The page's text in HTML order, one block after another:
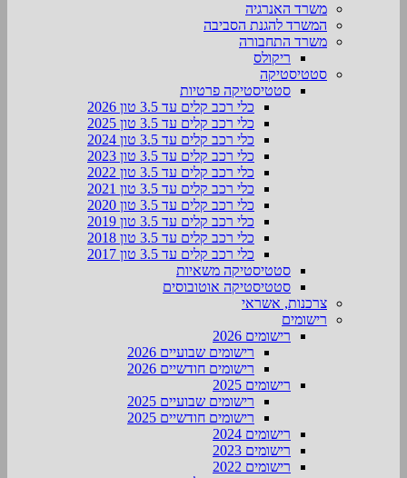
משרד האנרגיה
המשרד להגנת הסביבה
משרד התחבורה
ריקולס
סטטיסטיקה
סטטיסטיקה פרטיות
כלי רכב קלים עד 3.5 טון 2026
כלי רכב קלים עד 3.5 טון 2025
כלי רכב קלים עד 3.5 טון 2024
כלי רכב קלים עד 3.5 טון 2023
כלי רכב קלים עד 3.5 טון 2022
כלי רכב קלים עד 3.5 טון 2021
כלי רכב קלים עד 3.5 טון 2020
כלי רכב קלים עד 3.5 טון 2019
כלי רכב קלים עד 3.5 טון 2018
כלי רכב קלים עד 3.5 טון 2017
סטטיסטיקה משאיות
סטטיסטיקה אוטובוסים
צרכנות, אשראי
רישומים
רישומים 2026
רישומים שבועיים 2026
רישומים חודשיים 2026
רישומים 2025
רישומים שבועיים 2025
רישומים חודשיים 2025
רישומים 2024
רישומים 2023
רישומים 2022